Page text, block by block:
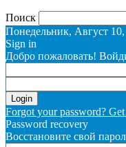
Поиск
Понедельник, Август
Sign in
Добро пожаловать!
Forgot your password?
Password recovery
Восстановите свой